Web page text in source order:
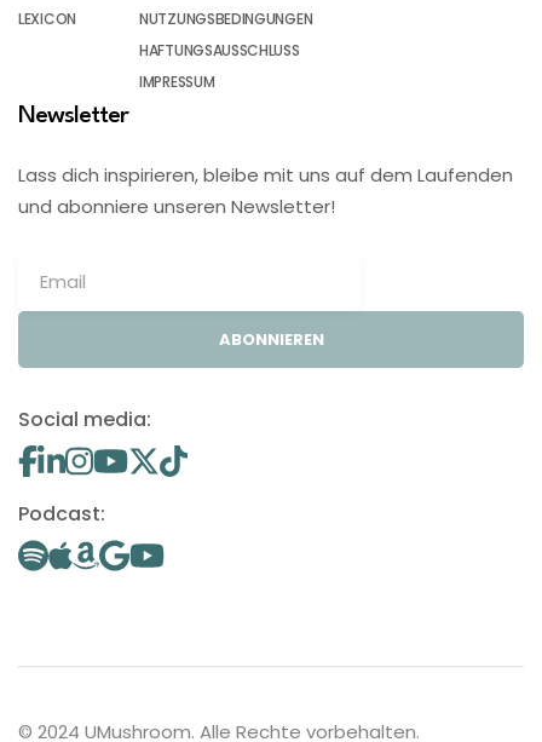
LEXICON
NUTZUNGSBEDINGUNGEN
HAFTUNGSAUSSCHLUSS
IMPRESSUM
Newsletter
Lass dich inspirieren, bleibe mit uns auf dem Laufenden
und abonniere unseren Newsletter!
ABONNIEREN
Social media:
Podcast:
© 2024 UMushroom. Alle Rechte vorbehalten.